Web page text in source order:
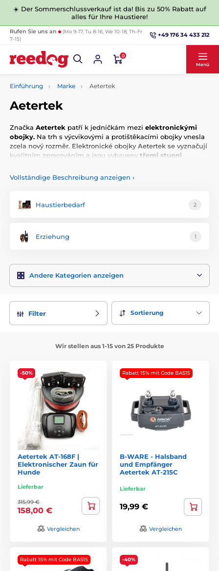
☀️ Der Sommerschlussverkauf ist da! Bis zu 50% Rabatt auf
alles für Ihre Haustiere!
Rufen Sie uns an
(Mo 9-17, Tu 8-16, We 10-18, Th-Fr
7-15)
+49 176 34 433 212
0
Menü
Einführung Marke Aetertek
Aetertek
Značka Aetertek patří k jedničkám mezi elektronickými
obojky. Na trh s výcvikovými a protištěkacími obojky vnesla
zcela nový rozměr. Elektronické obojky Aetertek se vyznačují
kvalitním zpracováním a jsou vybaveny třemi stupni
Vollständige Beschreibung anzeigen ›
Haustierbedarf 2
Erziehung 1
Andere Kategorien anzeigen
Filter Sortierung
Wir stellen aus 1-15 von 25 Produkte
-50%
Aetertek AT-168F |
Elektronischer Zaun für
Hunde
Lieferbar
315,99 €
158,00 €
Vergleichen
Rabatt 15% mit Code BAS15
B-WARE - Halsband
und Empfänger
Aetertek AT-215C
Lieferbar
19,99 €
Vergleichen
Rabatt 15% mit Code BAS15 -40%